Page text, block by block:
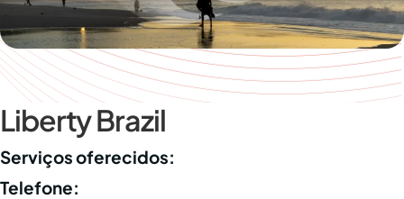
Liberty Brazil
Serviços oferecidos:
Telefone: